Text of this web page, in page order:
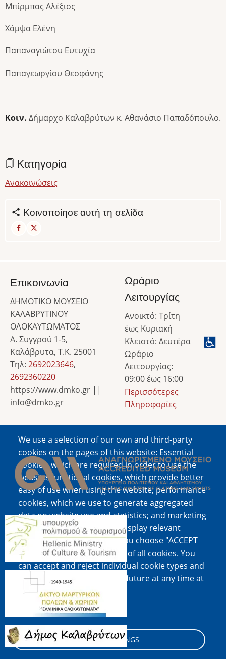
Μπίρμπας Αλέξιος
Χάμψα Ελένη
Παπαναγιώτου Ευτυχία
Παπαγεωργίου Θεοφάνης
Κοιν. Δήμαρχο Καλαβρύτων κ. Αθανάσιο Παπαδόπουλο.
Κατηγορία
Ανακοινώσεις
Κοινοποίησε αυτή τη σελίδα
We use a selection of our own and third-party
cookies on the pages of this website: Essential
cookies, which are required in order to use the
website; functional cookies, which provide better
easy of use when using the website; performance
cookies, which we use to generate aggregated
data on website use and statistics; and marketing
cookies, which are used to display relevant
content and advertising. If you choose "ACCEPT
ALL", you consent to the use of all cookies. You
can accept and reject individual cookie types and
revoke your consent for the future at any time at
"Settings".
Cookie documentation
COOKIE SETTINGS
Επικοινωνία
ΔΗΜΟΤΙΚΟ ΜΟΥΣΕΙΟ
ΚΑΛΑΒΡΥΤΙΝΟΥ
ΟΛΟΚΑΥΤΩΜΑΤΟΣ
Α. Συγγρού 1-5,
Καλάβρυτα, Τ.Κ. 25001
Τηλ: 2692023646,
2692360220
https://www.dmko.gr ||
info@dmko.gr
Ωράριο
Λειτουργίας
Ανοικτό: Τρίτη
έως Κυριακή
Κλειστό: Δευτέρα
Ωράριο
Λειτουργίας:
09:00 έως 16:00
Περισσότερες
Πληροφορίες
Image
Image
Image
Image